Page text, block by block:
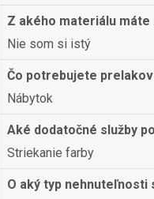
Z akého materiálu máte
Nie som si istý
Čo potrebujete
Nábytok
Aké dodatočné služby
Striekanie farby
O aký typ nehnuteľnosti